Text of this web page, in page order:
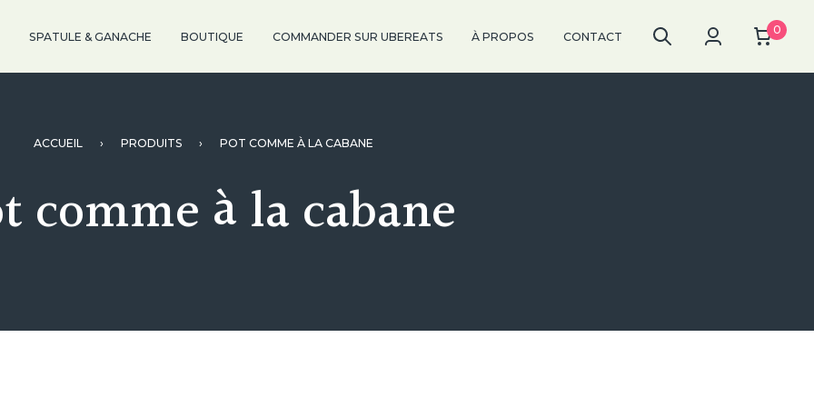
SPATULE & GANACHE BOUTIQUE COMMANDER SUR UBEREATS À PROPOS CONTACT 0
ACCUEIL › PRODUITS › POT COMME À LA CABANE
comme à la cabane